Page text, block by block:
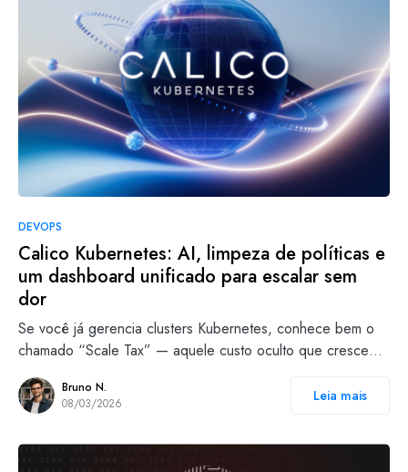
DEVOPS
Calico Kubernetes: AI, limpeza de políticas e
um dashboard unificado para escalar sem
dor
Se você já gerencia clusters Kubernetes, conhece bem o
chamado “Scale Tax” — aquele custo oculto que cresce…
Bruno N.
08/03/2026
Leia mais